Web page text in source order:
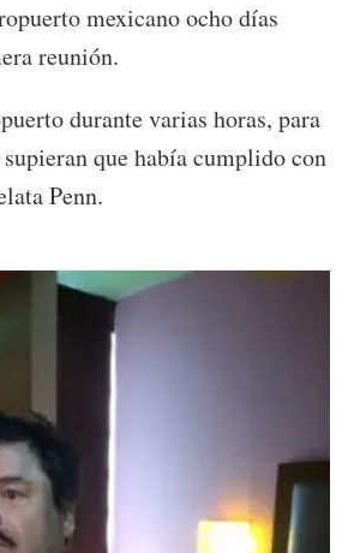
mexicano ocho días
reunión.
durante varias horas, para
que había cumplido con
Penn.